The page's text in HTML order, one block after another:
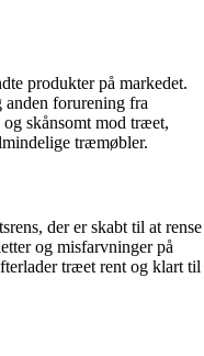
produkter på markedet.
forurening fra
skånsomt mod træet,
træmøbler.
der er skabt til at rense
og misfarvninger på
træet rent og klart til